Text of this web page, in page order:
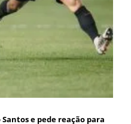
e pede reação para